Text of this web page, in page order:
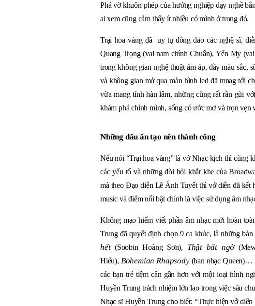
Phá vỡ khuôn phép của hướng nghiệp dạy nghề
ai xem cũng cảm thấy ít nhiều có mình ở trong đó.
Trại hoa vàng đã uy tụ đông đảo các nghệ sĩ,
Quang Trọng (vai nam chính Chuẩn), Yến My
trong không gian nghệ thuật ấm áp, đầy màu sắc,
và không gian mở qua màn hình led đã mnag tới
vừa mang tính hàn lâm, những cũng rất rần gũi
khám phá chính mình, sống có ước mơ và trọn vẹn
Những dấu ấn tạo nên thành công
Nếu nói “Trại hoa vàng” là vở Nhạc kịch thì cũng
các yếu tố và những đòi hỏi khắt khe của
mà theo Đạo diễn Lê Ánh Tuyết thì vở diễn đã
music và điểm nổi bật chính là việc sử dụng âm
Không mạo hiểm viết phần âm nhạc mới hoàn
Trung đã quyết định chọn 9 ca khúc, là những
hết(Soobin Hoàng Sơn), Thật bất ngờ
Hiếu), Bohemian Rhapsody(ban nhạc Queen)…
các bạn trẻ tiệm cận gần hơn với một loại hình
Huyền Trung trách nhiệm lớn lao trong việc sâu
Nhạc sĩ Huyền Trung cho biết: “Thực hiện vở